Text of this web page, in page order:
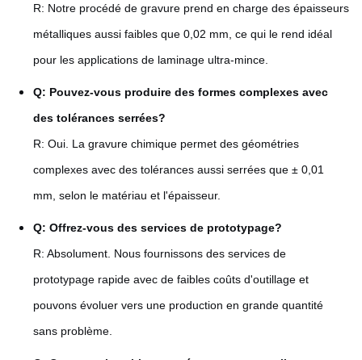
R: Notre procédé de gravure prend en charge des épaisseurs
métalliques aussi faibles que 0,02 mm, ce qui le rend idéal
pour les applications de laminage ultra-mince.
Q: Pouvez-vous produire des formes complexes avec
des tolérances serrées?
R: Oui. La gravure chimique permet des géométries
complexes avec des tolérances aussi serrées que ± 0,01
mm, selon le matériau et l'épaisseur.
Q: Offrez-vous des services de prototypage?
R: Absolument. Nous fournissons des services de
prototypage rapide avec de faibles coûts d'outillage et
pouvons évoluer vers une production en grande quantité
sans problème.